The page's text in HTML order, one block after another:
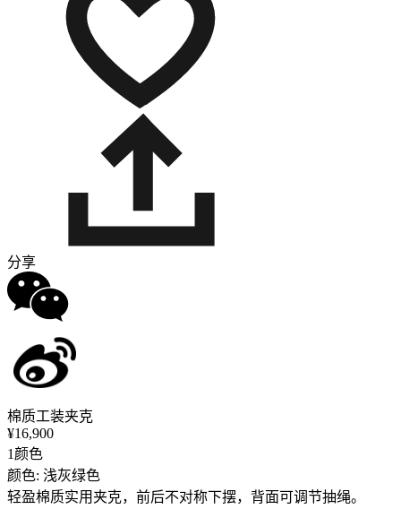
分享
棉质工装夹克
¥16,900
1颜色
颜色: 浅灰绿色
轻盈棉质实用夹克，前后不对称下摆，背面可调节抽绳。